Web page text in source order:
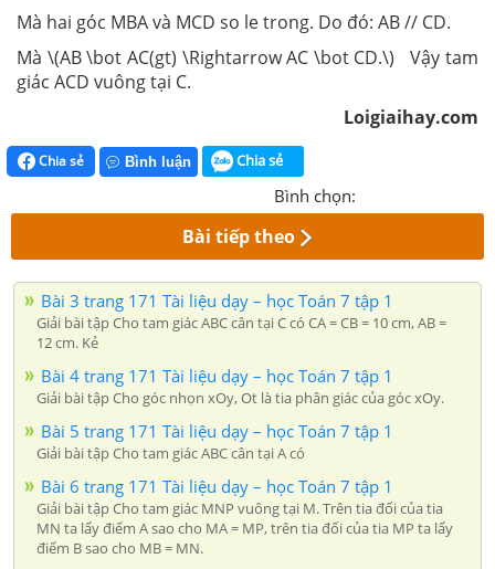
Mà hai góc MBA và MCD so le trong. Do đó: AB // CD.
Mà \(AB \bot AC(gt) \Rightarrow AC \bot CD.\) Vậy tam
giác ACD vuông tại C.
Loigiaihay.com
Chia sẻ Bình luận Chia sẻ
Bình chọn:
Bài tiếp theo
Bài 3 trang 171 Tài liệu dạy – học Toán 7 tập 1
Giải bài tập Cho tam giác ABC cân tại C có CA = CB = 10 cm, AB =
12 cm. Kẻ
Bài 4 trang 171 Tài liệu dạy – học Toán 7 tập 1
Giải bài tập Cho góc nhọn xOy, Ot là tia phân giác của góc xOy.
Bài 5 trang 171 Tài liệu dạy – học Toán 7 tập 1
Giải bài tập Cho tam giác ABC cân tại A có
Bài 6 trang 171 Tài liệu dạy – học Toán 7 tập 1
Giải bài tập Cho tam giác MNP vuông tại M. Trên tia đối của tia
MN ta lấy điểm A sao cho MA = MP, trên tia đối của tia MP ta lấy
điểm B sao cho MB = MN.